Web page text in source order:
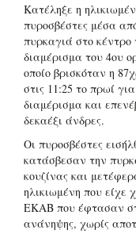
Κατέληξε η
πυροσβέστες μέσα
πυρκαγιά στο κέντρο
διαμέρισμα του 4ου
οποίο βρισκόταν η
στις 11:25 το πρωί
διαμέρισμα και
δεκαέξι άνδρες.
Οι πυροσβέστες
κατάσβεσαν την
κουζίνας και
ηλικιωμένη που είχε
ΕΚΑΒ που έφτασαν
ανάνηψης, χωρίς